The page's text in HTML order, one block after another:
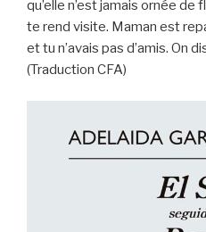
qu’elle n’est jamais ornée
te rend visite. Maman est
et tu n’avais pas d’amis. On
(Traduction CFA)